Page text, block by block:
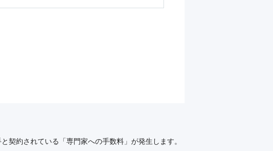
契約されている「専門家への手数料」が発生します。